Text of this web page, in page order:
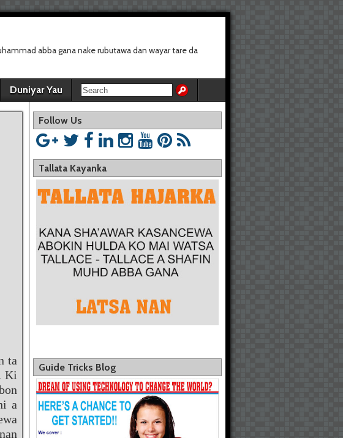
abba gana nake rubutawa dan wayar tare da
Duniyar Yau
ta
Ki
a
Follow Us
Tallata Kayanka
Guide Tricks Blog